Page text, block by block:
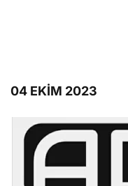
04 EKİM 2023